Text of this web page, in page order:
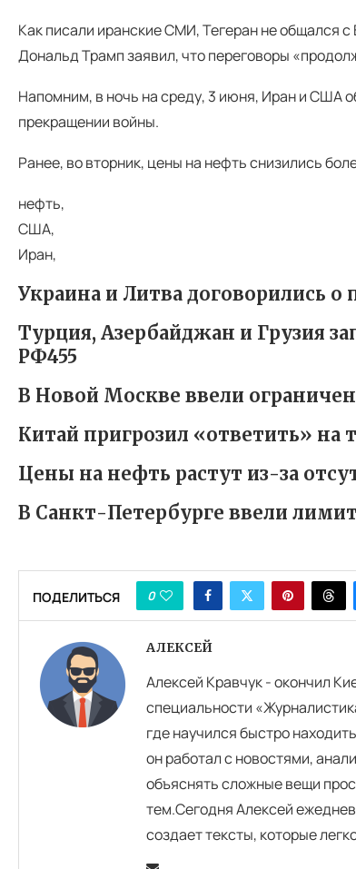
Как писали иранские СМИ, Тегеран не общался
Дональд Трамп заявил, что переговоры
Напомним, в ночь на среду, 3 июня, Иран и США
прекращении войны.
Ранее, во вторник, цены на нефть снизились
нефть,
США,
Иран,
Украина и Литва договорились о
Турция, Азербайджан и Грузия
РФ455
В Новой Москве ввели
Китай пригрозил «ответить» на
Цены на нефть растут из-за
В Санкт-Петербурге ввели
ПОДЕЛИТЬСЯ 0
АЛЕКСЕЙ
Алексей Кравчук - окончил
специальности
где научился быстро
он работал с новостями,
объяснять сложные вещи
тем.Сегодня Алексей
создает тексты, которые